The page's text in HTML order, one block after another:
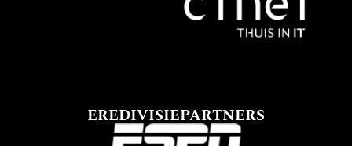
EREDIVISIEPARTNERS